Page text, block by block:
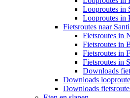
Looproutes in
Looproutes in
Fietsroutes naar
Fietsroutes in
Fietsroutes in
Fietsroutes in
Fietsroutes in
Downloads
Downloads
Downloads